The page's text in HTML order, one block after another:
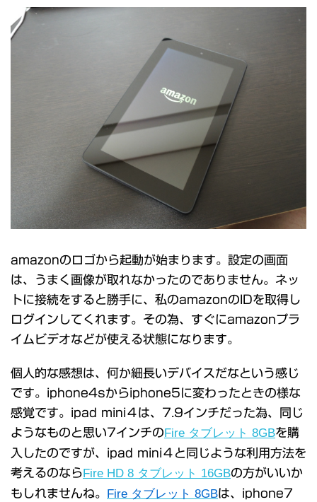
amazonのロゴから起動が始まります。設定の画面
は、うまく画像が取れなかったのでありません。ネッ
トに接続をすると勝手に、私のamazonのIDを取得し
ログインしてくれます。その為、すぐにamazonプラ
イムビデオなどが使える状態になります。
個人的な感想は、何か細長いデバイスだなという感じ
です。iphone4sからiphone5に変わったときの様な
感覚です。ipad mini４は、7.9インチだった為、同じ
ようなものと思い7インチのFire タブレット 8GBを購
入したのですが、ipad mini４と同じような利用方法を
考えるのならFire HD 8 タブレット 16GBの方がいいか
もしれませんね。 Fire タブレット 8GBは、iphone7